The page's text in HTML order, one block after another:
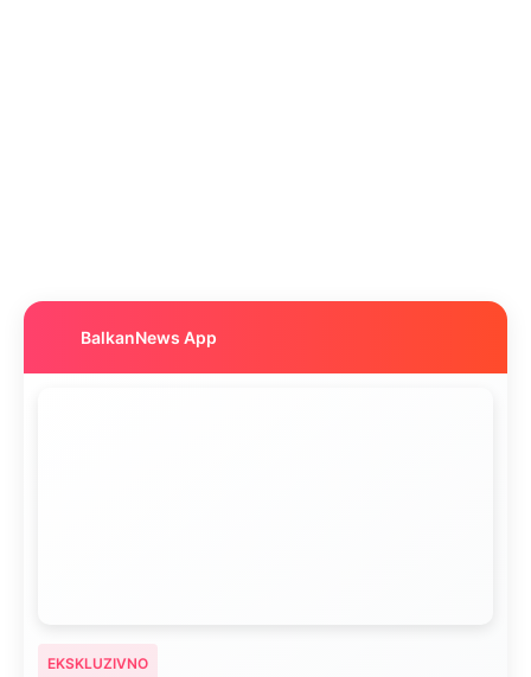
BalkanNews App
EKSKLUZIVNO